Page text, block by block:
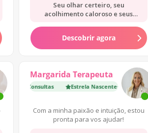
Seu olhar certeiro, seu
acolhimento caloroso e seus
Descobrir agora
Margarida Terapeuta
4 800 Consultas Estrela Nascente·4 800 Consultas
Com a minha paixão e intuição, estou
pronta para vos ajudar!